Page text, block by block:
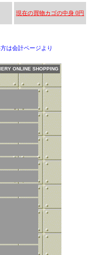
現在の買物カゴの中身 0円
は会計ページより
ONLINE SHOPPING